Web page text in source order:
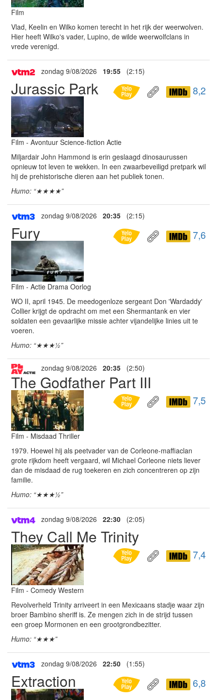
Film
Vlad, Keelin en Wilko komen terecht in het rijk der weerwolven.
Hier heeft Wilko's vader, Lupino, de wilde weerwolfclans in
vrede verenigd.
zondag 9/08/2026 19:55 (2:15)
Jurassic Park 8,2
Film - Avontuur Science-fiction Actie
Miljardair John Hammond is erin geslaagd dinosaurussen
opnieuw tot leven te wekken. In een zwaarbeveiligd pretpark wil
hij de prehistorische dieren aan het publiek tonen.
Humo: “★★★★”
zondag 9/08/2026 20:35 (2:15)
Fury 7,6
Film - Actie Drama Oorlog
WO II, april 1945. De meedogenloze sergeant Don 'Wardaddy'
Collier krijgt de opdracht om met een Shermantank en vier
soldaten een gevaarlijke missie achter vijandelijke linies uit te
voeren.
Humo: “★★★½”
zondag 9/08/2026 20:35 (2:50)
The Godfather Part III
7,5
Film - Misdaad Thriller
1979. Hoewel hij als peetvader van de Corleone-maffiaclan
grote rijkdom heeft vergaard, wil Michael Corleone niets liever
dan de misdaad de rug toekeren en zich concentreren op zijn
familie.
Humo: “★★★½”
zondag 9/08/2026 22:30 (2:05)
They Call Me Trinity
7,4
Film - Comedy Western
Revolverheld Trinity arriveert in een Mexicaans stadje waar zijn
broer Bambino sheriff is. Ze mengen zich in de strijd tussen
een groep Mormonen en een grootgrondbezitter.
Humo: “★★★”
zondag 9/08/2026 22:50 (1:55)
Extraction 6,8